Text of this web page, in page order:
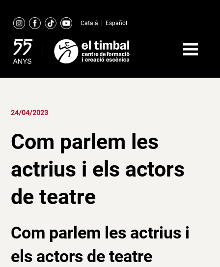
content
Català Español
24/04/2023
Com parlem les
actrius i els actors
de teatre
Com parlem les actrius i
els actors de teatre